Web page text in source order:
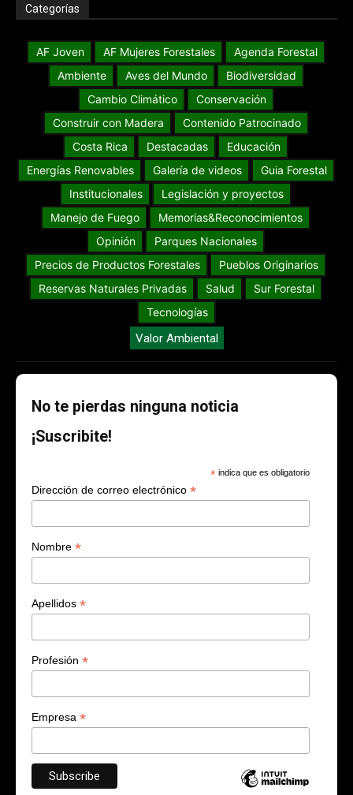
Categorías
AF Joven AF Mujeres Forestales
Agenda Forestal
Ambiente
Aves del Mundo
Biodiversidad
Cambio Climático
Conservación
Construir con Madera
Contenido Patrocinado
Costa Rica
Destacadas
Educación
Energías Renovables
Galería de videos
Guia Forestal
Institucionales
Legislación y proyectos
Manejo de Fuego
Memorias&Reconocimientos
Opinión
Parques Nacionales
Precios de Productos Forestales
Pueblos Originarios
Reservas Naturales Privadas
Salud
Sur Forestal
Tecnologías
Valor Ambiental
No te pierdas ninguna noticia
¡Suscribite!
* indica que es obligatorio
Dirección de correo electrónico *
Nombre *
Apellidos *
Profesión *
Empresa *